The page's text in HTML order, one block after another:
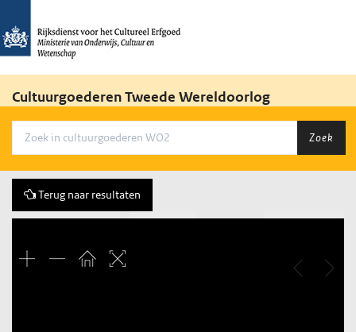
Cultuurgoederen Tweede Wereldoorlog
Zoek
Terug naar resultaten